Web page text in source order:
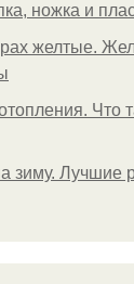
ножка и
желтые.
Что
зиму. Лучшие